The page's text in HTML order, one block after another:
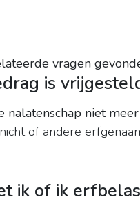
vragen
is
nalatenschap niet
of andere
ik of ik